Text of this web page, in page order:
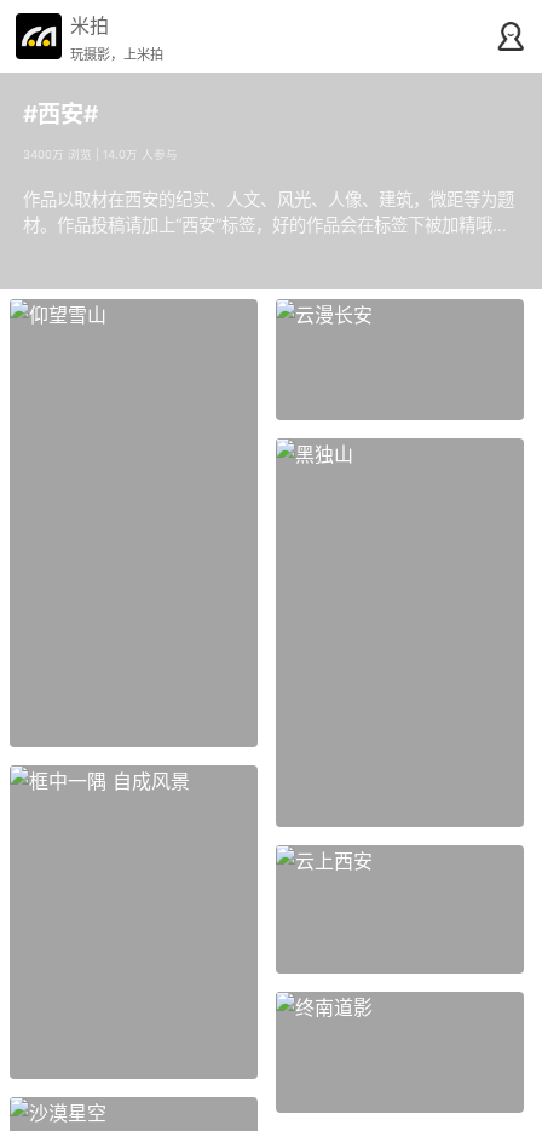
米拍
玩摄影，上米拍
#西安#
3400万 浏览 | 14.0万 人参与
作品以取材在西安的纪实、人文、风光、人像、建筑，微距等为题
材。作品投稿请加上“西安”标签，好的作品会在标签下被加精哦。